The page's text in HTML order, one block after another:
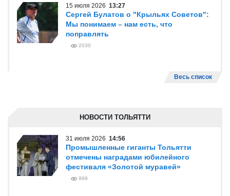
15 июля 2026 13:27
Сергей Булатов о "Крыльях Советов":
Мы понимаем – нам есть, что
поправлять
2030
Весь список
НОВОСТИ ТОЛЬЯТТИ
31 июля 2026 14:56
Промышленные гиганты Тольятти
отмечены наградами юбилейного
фестиваля «Золотой муравей»
999